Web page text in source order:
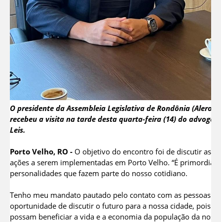
O presidente da Assembleia Legislativa de Rondônia
recebeu a visita na tarde desta quarta-feira (14) do
Leis.
Porto Velho, RO - O objetivo do encontro foi de discutir as
ações a serem implementadas em Porto Velho. “É
personalidades que fazem parte do nosso cotidiano.
Tenho meu mandato pautado pelo contato com as pessoas
oportunidade de discutir o futuro para a nossa cidade, pois
possam beneficiar a vida e a economia da população da